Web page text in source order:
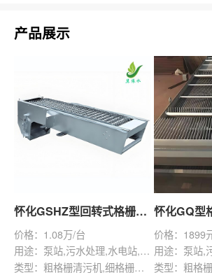
产品展示
怀化GSHZ型回转式格栅除污机
价格：1.08万/台
用途：泵站,污水处理,水电站,自来水厂,渠道,水产养殖,化工,纺织,给排水工程
类型：粗格栅清污机,细格栅清污机,格栅清污机,回转式清污机
怀化GQ型
价格：1899